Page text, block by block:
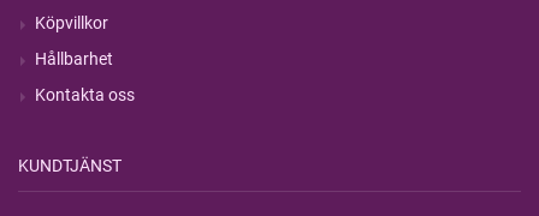
Köpvillkor
Hållbarhet
Kontakta oss
KUNDTJÄNST